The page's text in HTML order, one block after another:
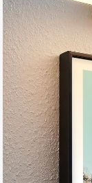
the
images
gallery